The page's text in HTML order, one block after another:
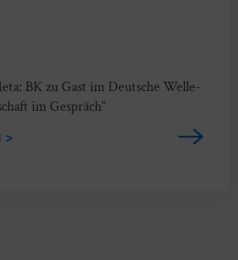
BK zu Gast im Deutsche Welle-
im Gespräch“
>